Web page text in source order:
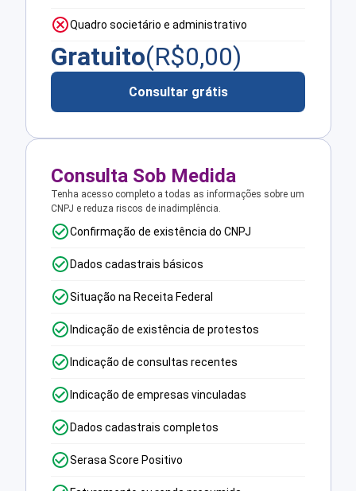
Quadro societário e administrativo
Gratuito(R$0,00)
Consultar grátis
Consulta Sob Medida
Tenha acesso completo a todas as informações sobre um
CNPJ e reduza riscos de inadimplência.
Confirmação de existência do CNPJ
Dados cadastrais básicos
Situação na Receita Federal
Indicação de existência de protestos
Indicação de consultas recentes
Indicação de empresas vinculadas
Dados cadastrais completos
Serasa Score Positivo